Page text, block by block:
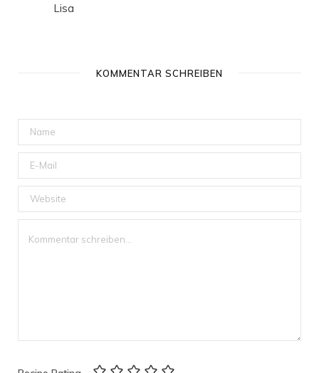
Lisa
KOMMENTAR SCHREIBEN